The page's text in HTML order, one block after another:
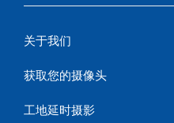
关于我们
获取您的摄像头
工地延时摄影